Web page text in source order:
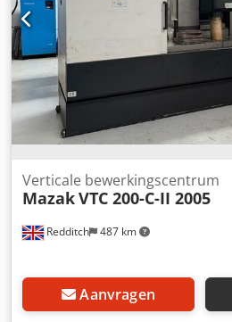
Redditch 487 km
Verticale bewerkingscentrum
MazakVTC 200-C-II 2005
Aanvragen